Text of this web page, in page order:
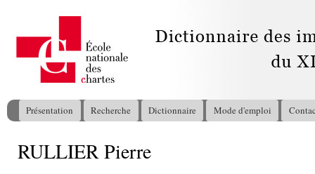
Menu principal
Présentation Recherche Dictionnaire Mode d'emploi
Vous êtes ici
RULLIER Pierre